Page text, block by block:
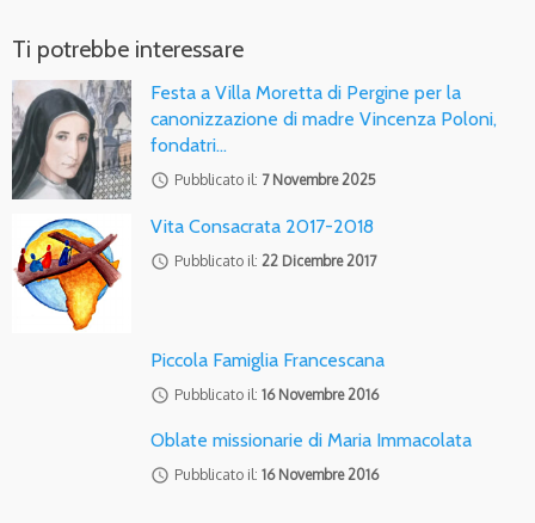
Ti potrebbe interessare
Festa a Villa Moretta di Pergine per la
canonizzazione di madre Vincenza Poloni,
fondatri…
access_time Pubblicato il: 7 Novembre 2025
Vita Consacrata 2017-2018
access_time Pubblicato il: 22 Dicembre 2017
Piccola Famiglia Francescana
access_time Pubblicato il: 16 Novembre 2016
Oblate missionarie di Maria Immacolata
access_time Pubblicato il: 16 Novembre 2016